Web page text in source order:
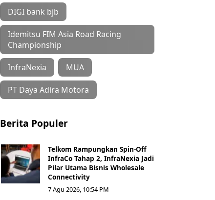
DIGI bank bjb
Idemitsu FIM Asia Road Racing
Championship
InfraNexia MUA
PT Daya Adira Motora
Berita Populer
Telkom Rampungkan Spin-Off
InfraCo Tahap 2, InfraNexia Jadi
Pilar Utama Bisnis Wholesale
Connectivity
7 Agu 2026, 10:54 PM